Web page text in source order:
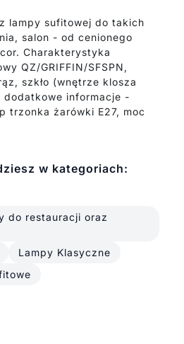
lampy sufitowej do takich
salon - od cenionego
Charakterystyka
QZ/GRIFFIN/SFSPN,
szkło (wnętrze klosza
dodatkowe informacje -
trzonka żarówki E27, moc
w kategoriach:
do restauracji oraz
Lampy Klasyczne